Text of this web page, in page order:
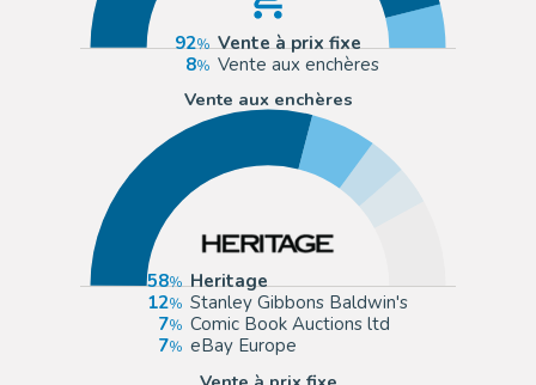
92
Vente à prix fixe
8
Vente aux enchères
Vente aux enchères
58
Heritage
12
Stanley Gibbons Baldwin's
7
Comic Book Auctions ltd
7
eBay Europe